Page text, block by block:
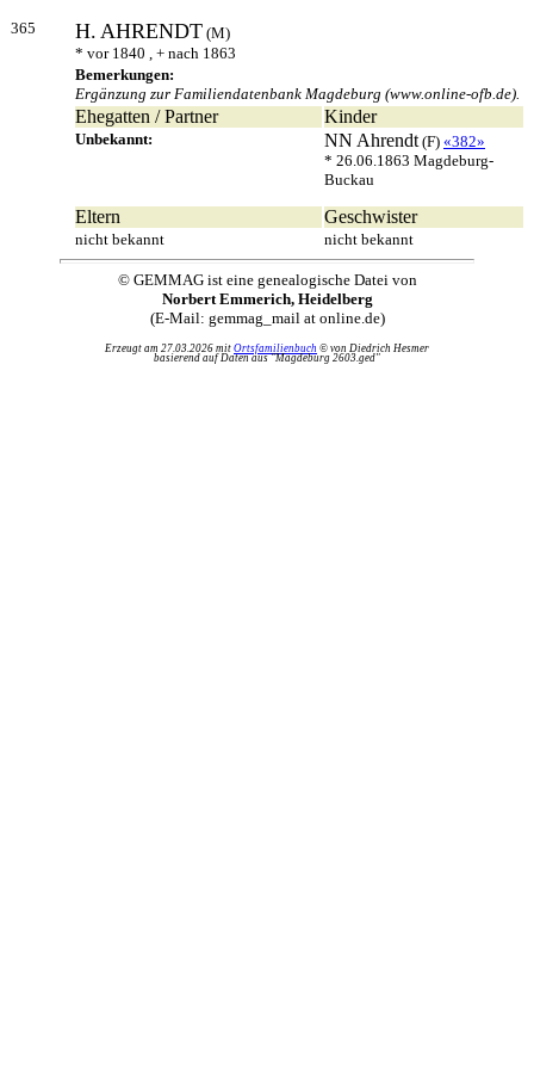
365 H. AHRENDT (M)
* vor 1840 , + nach 1863
Bemerkungen:
Ergänzung zur Familiendatenbank Magdeburg (www.online-ofb.de).
Ehegatten / Partner Kinder
Unbekannt: NN Ahrendt(F) «382»
* 26.06.1863 Magdeburg-
Buckau
Eltern Geschwister
nicht bekannt nicht bekannt
© GEMMAG ist eine genealogische Datei von
Norbert Emmerich, Heidelberg
(E-Mail: gemmag_mail at online.de)
Erzeugt am 27.03.2026 mit Ortsfamilienbuch © von Diedrich Hesmer
basierend auf Daten aus "Magdeburg 2603.ged"